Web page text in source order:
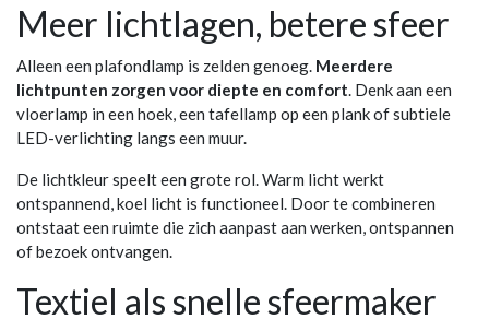
Meer lichtlagen, betere sfeer
Alleen een plafondlamp is zelden genoeg. Meerdere
lichtpunten zorgen voor diepte en comfort. Denk aan een
vloerlamp in een hoek, een tafellamp op een plank of subtiele
LED-verlichting langs een muur.
De lichtkleur speelt een grote rol. Warm licht werkt
ontspannend, koel licht is functioneel. Door te combineren
ontstaat een ruimte die zich aanpast aan werken, ontspannen
of bezoek ontvangen.
Textiel als snelle sfeermaker